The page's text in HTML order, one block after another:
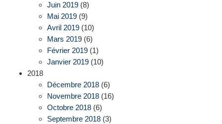
Juin 2019 (8)
Mai 2019 (9)
Avril 2019 (10)
Mars 2019 (6)
Février 2019 (1)
Janvier 2019 (10)
2018
Décembre 2018 (6)
Novembre 2018 (16)
Octobre 2018 (6)
Septembre 2018 (3)